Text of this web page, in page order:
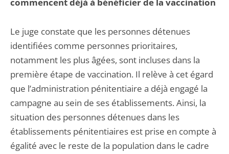
Le juge constate que les personnes détenues
identifiées comme personnes prioritaires,
notamment les plus âgées, sont incluses dans la
première étape de vaccination. Il relève à cet égard
que l’administration pénitentiaire a déjà engagé la
campagne au sein de ses établissements. Ainsi, la
situation des personnes détenues dans les
établissements pénitentiaires est prise en compte à
égalité avec le reste de la population dans le cadre